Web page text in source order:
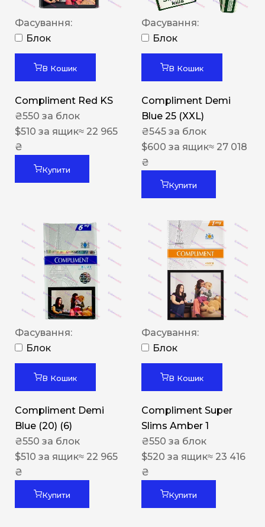
Фасування:
Блок
В Кошик
Compliment Red KS
₴550 за блок
$510 за ящик≈ 22 965
₴
Купити
Фасування:
Блок
В Кошик
Compliment Demi
Blue 25 (XXL)
₴545 за блок
$600 за ящик≈ 27 018
₴
Купити
Фасування:
Блок
В Кошик
Compliment Demi
Blue (20) (6)
₴550 за блок
$510 за ящик≈ 22 965
₴
Купити
Фасування:
Блок
В Кошик
Compliment Super
Slims Amber 1
₴550 за блок
$520 за ящик≈ 23 416
₴
Купити